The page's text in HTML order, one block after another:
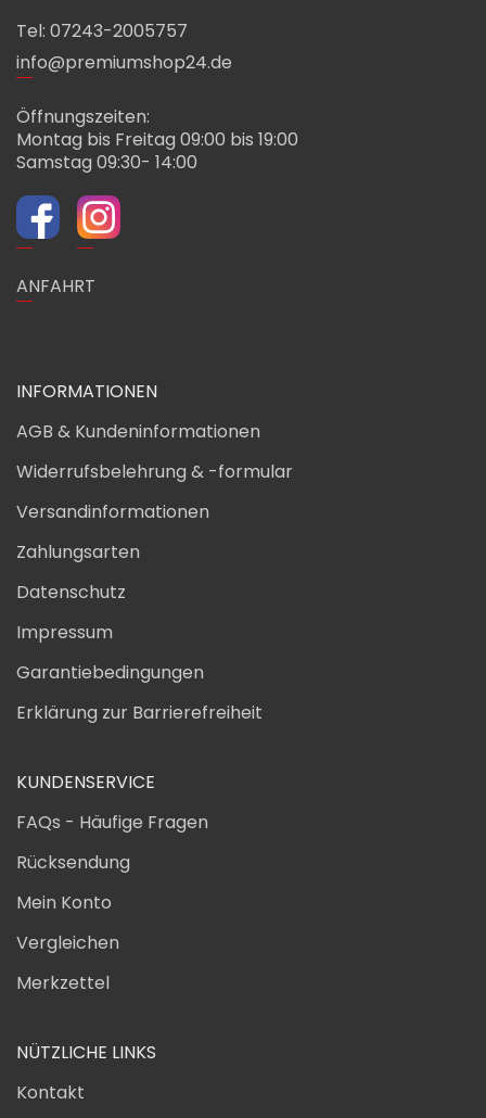
Tel: 07243-2005757
info@premiumshop24.de
Öffnungszeiten:
Montag bis Freitag 09:00 bis 19:00
Samstag 09:30- 14:00
ANFAHRT
INFORMATIONEN
AGB & Kundeninformationen
Widerrufsbelehrung & -formular
Versandinformationen
Zahlungsarten
Datenschutz
Impressum
Garantiebedingungen
Erklärung zur Barrierefreiheit
KUNDENSERVICE
FAQs - Häufige Fragen
Rücksendung
Mein Konto
Vergleichen
Merkzettel
NÜTZLICHE LINKS
Kontakt